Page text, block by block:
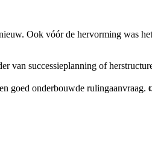
Ook vóór de hervorming was
van successieplanning of
goed onderbouwde rulingaanvraag.